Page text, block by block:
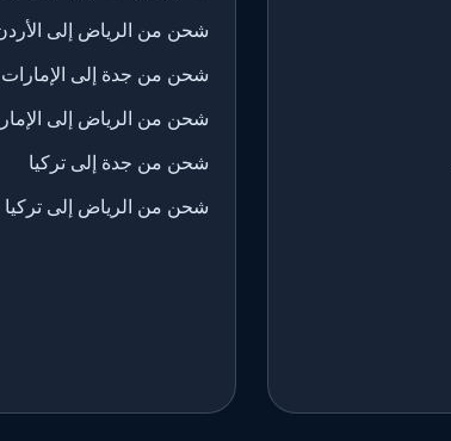
شحن من الرياض إلى
شحن من جدة إلى الإمارات
شحن من الرياض إلى
شحن من جدة إلى تركيا
شحن من الرياض إلى تركيا